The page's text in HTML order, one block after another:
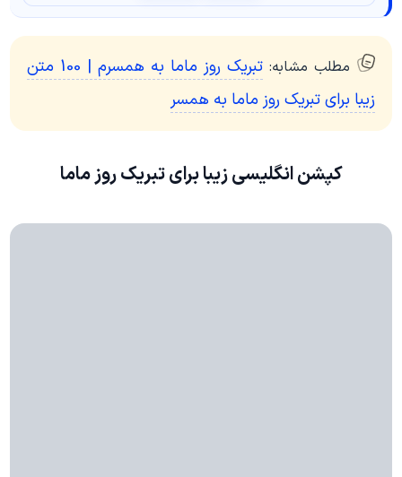
مطلب مشابه:
تبریک روز ماما به همسرم | 100 متن
زیبا برای تبریک روز ماما به همسر
کپشن انگلیسی زیبا برای تبریک روز ماما